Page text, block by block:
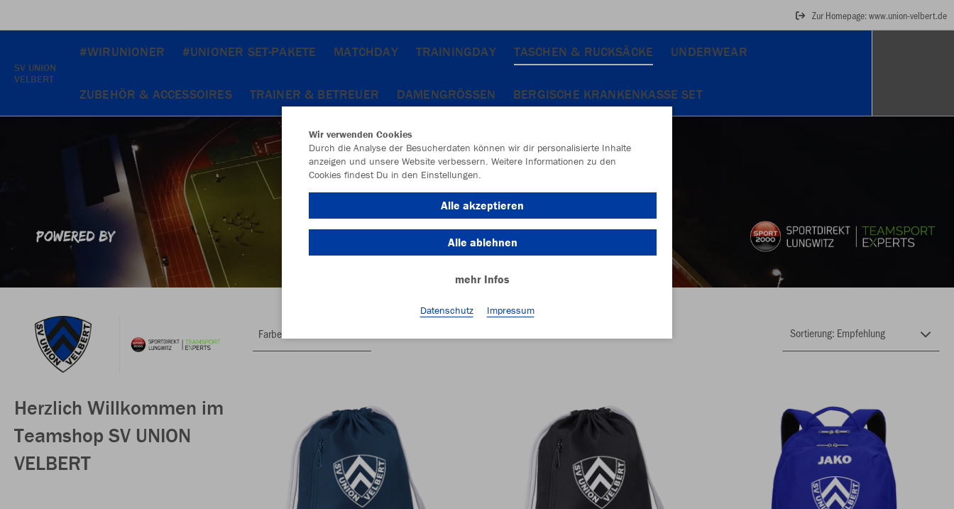
Zur Homepage: www.union-velbert.de
SV UNION
VELBERT
#WIRUNIONER #UNIONER SET-PAKETE MATCHDAY TRAININGDAY TASCHEN & RUCKSÄCKE UNDERWEAR
ZUBEHÖR & ACCESSOIRES TRAINER & BETREUER DAMENGRÖSSEN BERGISCHE KRANKENKASSE SET
Herzlich Willkommen im
Teamshop SV UNION
VELBERT
Farbe
Wir verwenden Cookies
Durch die Analyse der Besucherdaten können wir dir personalisierte Inhalte
anzeigen und unsere Website verbessern. Weitere Informationen zu den
Cookies findest Du in den Einstellungen.
Alle akzeptieren
Alle ablehnen
mehr Infos
Datenschutz Impressum